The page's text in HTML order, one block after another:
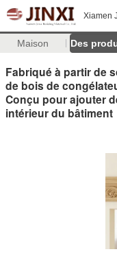
Xiamen
Maison Des
Fabriqué à partir de
de bois de
Conçu pour ajouter
intérieur du bâtiment